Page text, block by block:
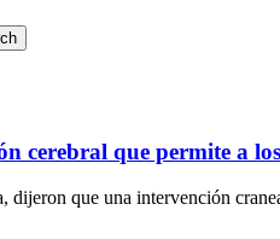
cerebral que permite a
dijeron que una intervención